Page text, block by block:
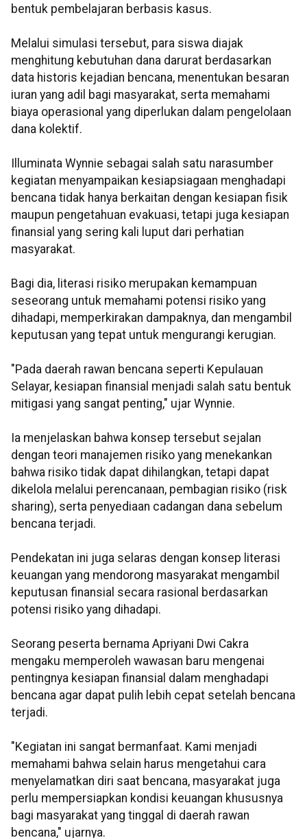
bentuk pembelajaran berbasis kasus.
Melalui simulasi tersebut, para siswa diajak
menghitung kebutuhan dana darurat berdasarkan
data historis kejadian bencana, menentukan besaran
iuran yang adil bagi masyarakat, serta memahami
biaya operasional yang diperlukan dalam pengelolaan
dana kolektif.
Illuminata Wynnie sebagai salah satu narasumber
kegiatan menyampaikan kesiapsiagaan menghadapi
bencana tidak hanya berkaitan dengan kesiapan fisik
maupun pengetahuan evakuasi, tetapi juga kesiapan
finansial yang sering kali luput dari perhatian
masyarakat.
Bagi dia, literasi risiko merupakan kemampuan
seseorang untuk memahami potensi risiko yang
dihadapi, memperkirakan dampaknya, dan mengambil
keputusan yang tepat untuk mengurangi kerugian.
"Pada daerah rawan bencana seperti Kepulauan
Selayar, kesiapan finansial menjadi salah satu bentuk
mitigasi yang sangat penting," ujar Wynnie.
Ia menjelaskan bahwa konsep tersebut sejalan
dengan teori manajemen risiko yang menekankan
bahwa risiko tidak dapat dihilangkan, tetapi dapat
dikelola melalui perencanaan, pembagian risiko (risk
sharing), serta penyediaan cadangan dana sebelum
bencana terjadi.
Pendekatan ini juga selaras dengan konsep literasi
keuangan yang mendorong masyarakat mengambil
keputusan finansial secara rasional berdasarkan
potensi risiko yang dihadapi.
Seorang peserta bernama Apriyani Dwi Cakra
mengaku memperoleh wawasan baru mengenai
pentingnya kesiapan finansial dalam menghadapi
bencana agar dapat pulih lebih cepat setelah bencana
terjadi.
"Kegiatan ini sangat bermanfaat. Kami menjadi
memahami bahwa selain harus mengetahui cara
menyelamatkan diri saat bencana, masyarakat juga
perlu mempersiapkan kondisi keuangan khususnya
bagi masyarakat yang tinggal di daerah rawan
bencana," ujarnya.